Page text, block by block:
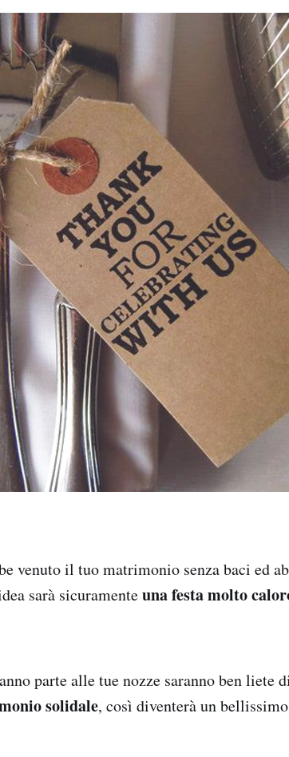
venuto il tuo matrimonio senza baci ed
sarà sicuramenteuna festa molto
parte alle tue nozze saranno ben liete
solidale, così diventerà un